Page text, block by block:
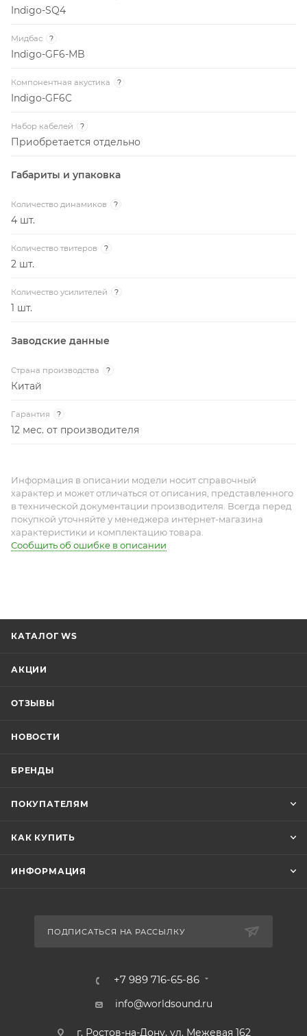
Indigo-SQ4
Мидбас ?
Indigo-GF6-MB
Компонентная акустика ?
Indigo-GF6C
Набор кабелей ?
Приобретается отдельно
Габариты и упаковка
Количество динамиков ?
4 шт.
Количество твитеров ?
2 шт.
Количество усилителей ?
1 шт.
Заводские данные
Страна производства ?
Китай
Гарантия ?
12 мес. от производителя
Информация в описании модели носит справочный
характер и может отличаться от описания, представленного
в технической документации производителя. Всегда перед
покупкой уточняйте у менеджера интернет-магазина
характеристики и комплектацию товара.
Сообщить об ошибке в описании
КАТАЛОГ WS
АКЦИИ
ОТЗЫВЫ
НОВОСТИ
БРЕНДЫ
ПОКУПАТЕЛЯМ
КАК КУПИТЬ
ИНФОРМАЦИЯ
ПОДПИСАТЬСЯ НА РАССЫЛКУ
+7 989 716-65-86
info@worldsound.ru
г. Ростов-на-Дону, ул. Межевая 162